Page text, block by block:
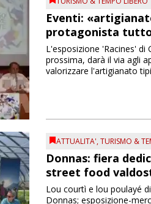
Eventi:
protagonista tutto
L'esposizione 'Racines' di
prossima, darà il via agli
valorizzare l'artigianato
ATTUALITA',TURISMO &
Donnas: fiera
street food
Lou courtì e lou poulayé
Donnas; esposizione-